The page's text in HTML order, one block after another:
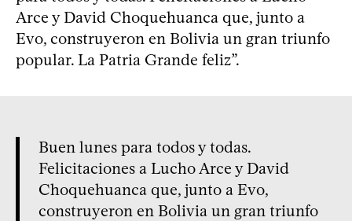
Arce y David Choquehuanca que, junto a
Evo, construyeron en Bolivia un gran triunfo
popular. La Patria Grande feliz”.
Buen lunes para todos y todas.
Felicitaciones a Lucho Arce y David
Choquehuanca que, junto a Evo,
construyeron en Bolivia un gran triunfo